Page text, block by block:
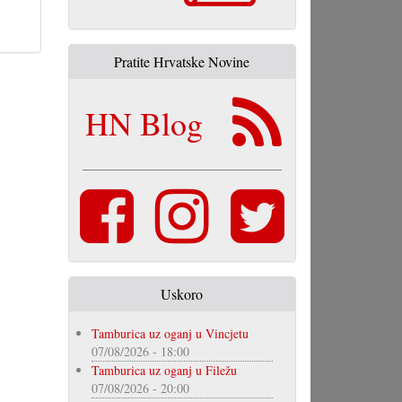
Pratite Hrvatske Novine
HN Blog
Uskoro
Tamburica uz oganj u Vincjetu
07/08/2026 - 18:00
Tamburica uz oganj u Filežu
07/08/2026 - 20:00